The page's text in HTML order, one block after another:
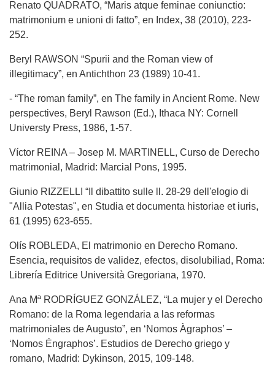
Renato QUADRATO, “Maris atque feminae coniunctio:
matrimonium e unioni di fatto”, en Index, 38 (2010), 223-
252.
Beryl RAWSON “Spurii and the Roman view of
illegitimacy”, en Antichthon 23 (1989) 10-41.
- “The roman family”, en The family in Ancient Rome. New
perspectives, Beryl Rawson (Ed.), Ithaca NY: Cornell
Universty Press, 1986, 1-57.
Víctor REINA – Josep M. MARTINELL, Curso de Derecho
matrimonial, Madrid: Marcial Pons, 1995.
Giunio RIZZELLI “Il dibattito sulle ll. 28-29 dell'elogio di
"Allia Potestas", en Studia et documenta historiae et iuris,
61 (1995) 623-655.
Olís ROBLEDA, El matrimonio en Derecho Romano.
Esencia, requisitos de validez, efectos, disolubiliad, Roma:
Librería Editrice Università Gregoriana, 1970.
Ana Mª RODRÍGUEZ GONZÁLEZ, “La mujer y el Derecho
Romano: de la Roma legendaria a las reformas
matrimoniales de Augusto”, en ‘Nomos Àgraphos’ –
‘Nomos Éngraphos’. Estudios de Derecho griego y
romano, Madrid: Dykinson, 2015, 109-148.